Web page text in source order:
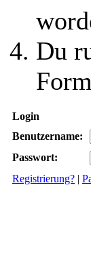
Du
Login
Benutzername:
Passwort:
Registrierung? |